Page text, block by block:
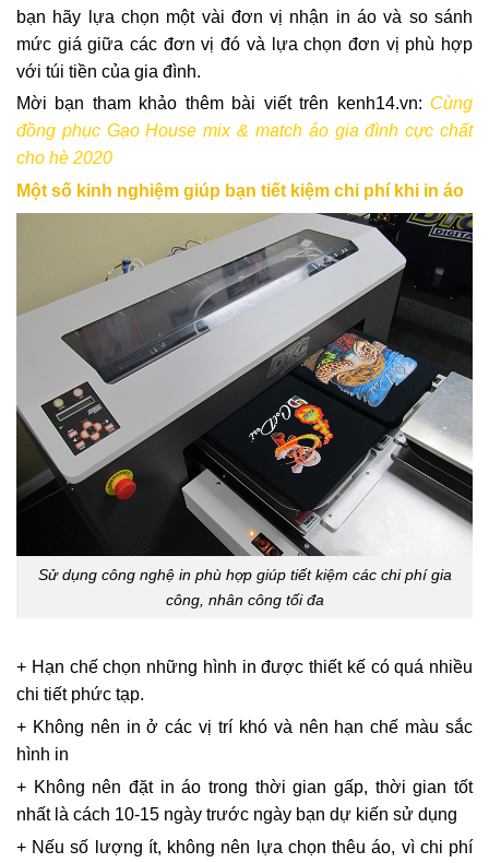
bạn hãy lựa chọn một vài đơn vị nhận in áo và so sánh
mức giá giữa các đơn vị đó và lựa chọn đơn vị phù hợp
với túi tiền của gia đình.
Mời bạn tham khảo thêm bài viết trên kenh14.vn: Cùng
đồng phục Gạo House mix & match áo gia đình cực chất
cho hè 2020
Một số kinh nghiệm giúp bạn tiết kiệm chi phí khi in áo
Sử dụng công nghệ in phù hợp giúp tiết kiệm các chi phí gia
công, nhân công tối đa
+ Hạn chế chọn những hình in được thiết kế có quá nhiều
chi tiết phức tạp.
+ Không nên in ở các vị trí khó và nên hạn chế màu sắc
hình in
+ Không nên đặt in áo trong thời gian gấp, thời gian tốt
nhất là cách 10-15 ngày trước ngày bạn dự kiến sử dụng
+ Nếu số lượng ít, không nên lựa chọn thêu áo, vì chi phí